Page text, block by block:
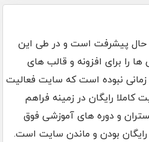
حال پیشرفت است و در طی این
را برای افزونه و قالب های
زمانی نبوده است که سایت فعالیت
کاملا رایگان در زمینه فراهم
و دوره های آموزشی فوق
بودن و ماندن سایت است.